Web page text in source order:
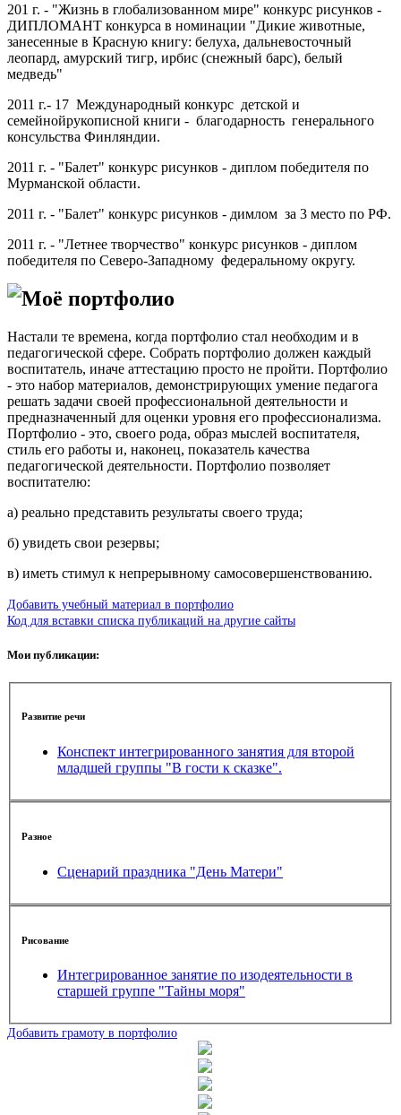
201 г. - "Жизнь в глобализованном мире" конкурс рисунков -
ДИПЛОМАНТ конкурса в номинации "Дикие животные,
занесенные в Красную книгу: белуха, дальневосточный
леопард, амурский тигр, ирбис (снежный барс), белый
медведь"
2011 г.- 17 Международный конкурс детской и
семейнойрукописной книги - благодарность генерального
консульства Финляндии.
2011 г. - "Балет" конкурс рисунков - диплом победителя по
Мурманской области.
2011 г. - "Балет" конкурс рисунков - димлом за 3 место по РФ.
2011 г. - "Летнее творчество" конкурс рисунков - диплом
победителя по Северо-Западному федеральному округу.
Моё портфолио
Настали те времена, когда портфолио стал необходим и в
педагогической сфере. Собрать портфолио должен каждый
воспитатель, иначе аттестацию просто не пройти. Портфолио
- это набор материалов, демонстрирующих умение педагога
решать задачи своей профессиональной деятельности и
предназначенный для оценки уровня его профессионализма.
Портфолио - это, своего рода, образ мыслей воспитателя,
стиль его работы и, наконец, показатель качества
педагогической деятельности. Портфолио позволяет
воспитателю:
а) реально представить результаты своего труда;
б) увидеть свои резервы;
в) иметь стимул к непрерывному самосовершенствованию.
Добавить учебный материал в портфолио
Код для вставки списка публикаций на другие сайты
Мои публикации:
Развитие речи
Конспект интегрированного занятия для второй
младшей группы "В гости к сказке".
Разное
Сценарий праздника "День Матери"
Рисование
Интегрированное занятие по изодеятельности в
старшей группе "Тайны моря"
Добавить грамоту в портфолио